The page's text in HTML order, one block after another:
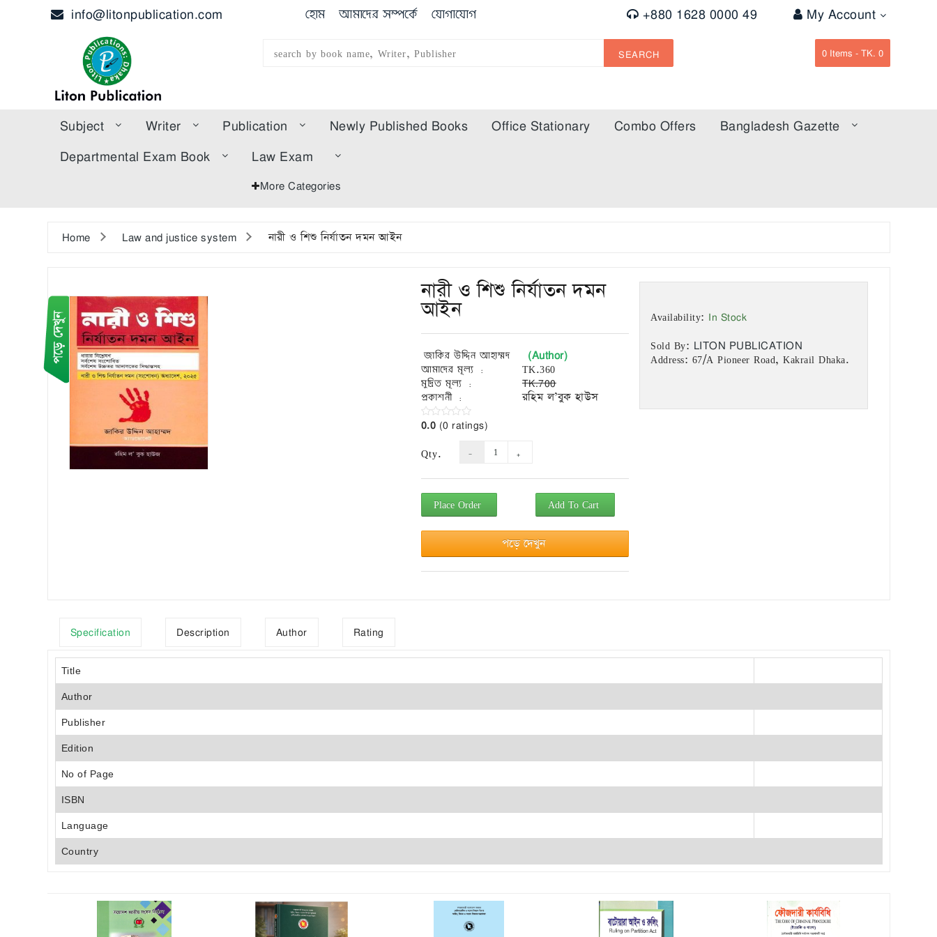
info@litonpublication.com হোম আমাদের সম্পর্কে যোগাযোগ +880 1628 0000 49 My Account
SEARCH 0Items -TK. 0
Subject Writer Publication Newly Published Books Office Stationary Combo Offers
Bangladesh Gazette
Departmental Exam Book
Law Exam
More Categories
Home Law and justice system নারী ও শিশু নির্যাতন দমন আইন
নারী ও শিশু নির্যাতন দমন
আইন
জাকির উদ্দিন আহাম্মদ (Author)
আমাদের মূল্য : TK.360
মুদ্রিত মূল্য :
TK.700
প্রকাশনী :
রহিম ল’বুক হাউস
0.0 (0 ratings)
Qty.
Place Order Add To Cart
পড়ে দেখুন
Availability: In Stock
Sold By: LITON PUBLICATION
Address: 67/A Pioneer Road, Kakrail Dhaka.
Specification Description Author Rating
Title
Author
Publisher
Edition
No of Page
ISBN
Language
Country